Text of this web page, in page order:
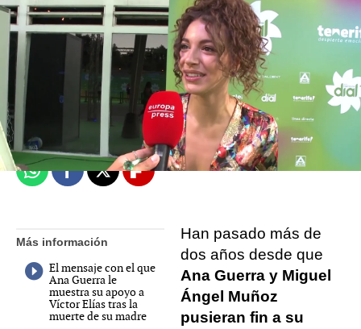
Mariam Armiñana
Madrid
Publicado: 16 de septiembre de 2022, 14:28
WhatsappFacebook
X Flipboard
Más información
El mensaje con el que
Ana Guerra le
muestra su apoyo a
Víctor Elías tras la
muerte de su madre
Han pasado más de
dos años desde que
Ana Guerra y Miguel
Ángel Muñoz
pusieran fin a su